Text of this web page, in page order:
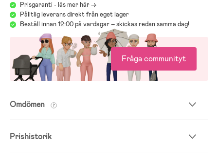
Prisgaranti - läs mer här ->
Pålitlig leverans direkt från eget lager
Beställ innan 12:00 på vardagar – skickas redan samma dag!
Fråga communityt
Omdömen
Prishistorik